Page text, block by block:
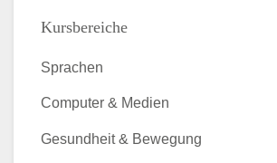
Kursbereiche
Sprachen
Computer & Medien
Gesundheit & Bewegung